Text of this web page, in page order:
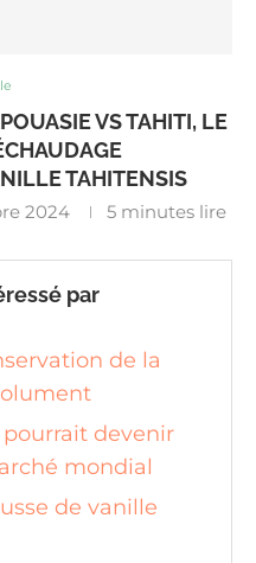
VS TAHITI, LE
TAHITENSIS
2024 5 minutes lire
par
de la
devenir
mondial
de vanille